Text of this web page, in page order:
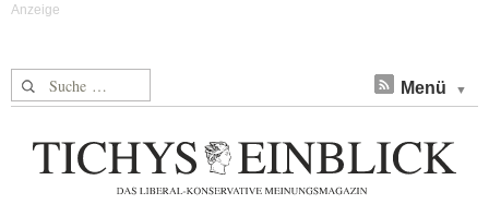
Suche nach: Menü